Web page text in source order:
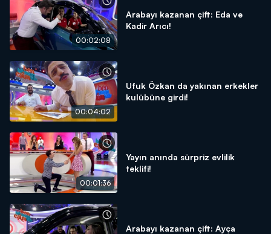
00:02:08
Arabayı kazanan çift: Eda ve
Kadir Arıcı!
00:04:02
Ufuk Özkan da yakınan erkekler
kulübüne girdi!
00:01:36
Yayın anında sürpriz evlilik
teklifi!
Arabayı kazanan çift: Ayça